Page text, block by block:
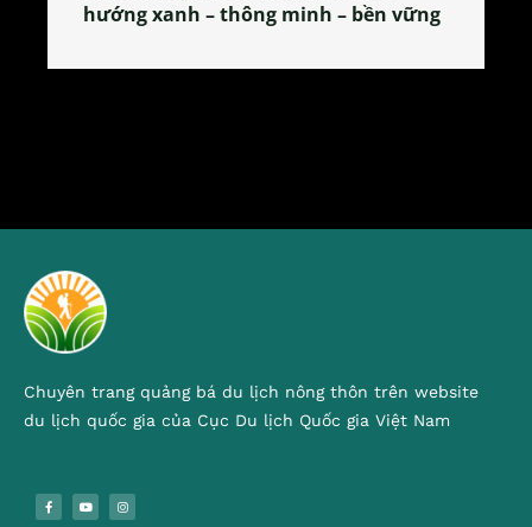
tỏa đặc sản xứ Đoài
Chuyên trang quảng bá du lịch nông thôn trên website
du lịch quốc gia của Cục Du lịch Quốc gia Việt Nam